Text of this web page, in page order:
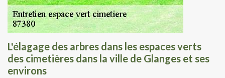
L'élagage des arbres dans les espaces verts
des cimetières dans la ville de Glanges et ses
environs